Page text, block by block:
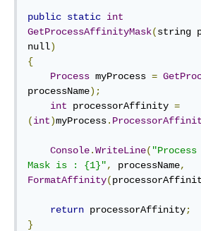
public static int
GetProcessAffinityMask(string
null)
{
Process myProcess =
processName);
int processorAffinity =
(int)myProcess.
Console.WriteLine(
Mask is : {1}", processName,
FormatAffinity(
return processorAffinity;
}